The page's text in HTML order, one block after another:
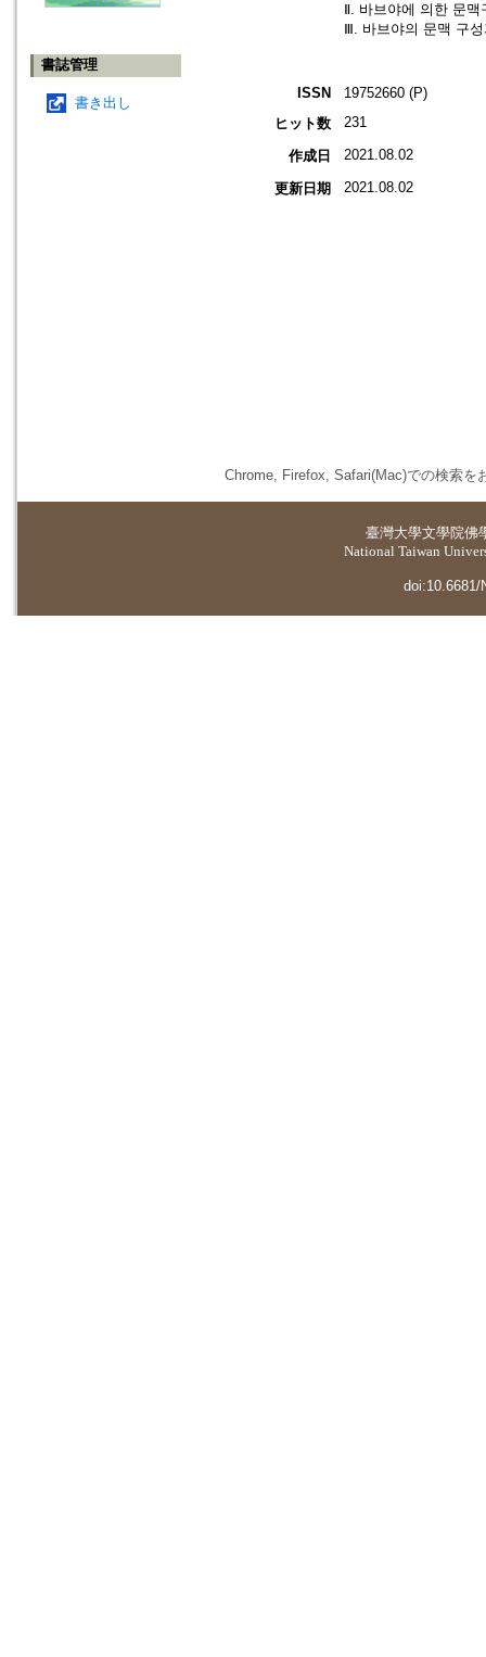
書誌管理
書き出し
Ⅱ. 바브야에 의한 문맥
Ⅲ. 바브야의 문맥 구
ISSN
19752660 (P)
ヒット数
231
作成日 2021.08.02
更新日期 2021.08.02
Chrome, Firefox, Safari(Mac)での検索を
臺灣大學文學院佛
National Taiwan
doi:10.6681/